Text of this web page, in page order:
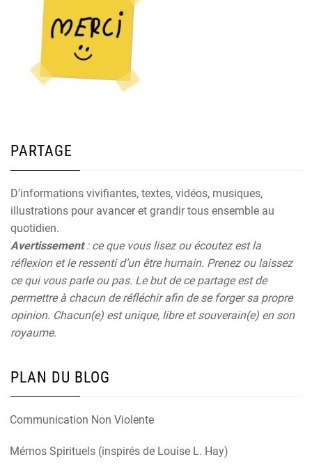
PARTAGE
D’informations vivifiantes, textes, vidéos, musiques,
illustrations pour avancer et grandir tous ensemble au
quotidien.
Avertissement: ce que vous lisez ou écoutez est la
réflexion et le ressenti d’un être humain. Prenez ou laissez
ce qui vous parle ou pas. Le but de ce partage est de
permettre à chacun de réfléchir afin de se forger sa propre
opinion. Chacun(e) est unique, libre et souverain(e) en son
royaume.
PLAN DU BLOG
Communication Non Violente
Mémos Spirituels (inspirés de Louise L. Hay)